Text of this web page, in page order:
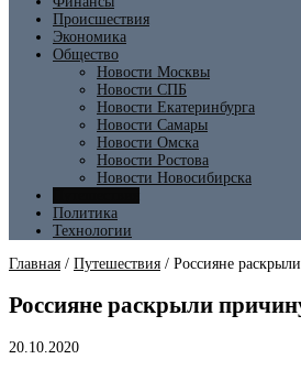
Происшествия
Экономика
Общество
Новости Москвы
Новости СПБ
Новости Екатеринбурга
Новости Самары
Новости Омска
Новости Ростова
Новости Новосибирска
Политика
Технологии
Главная / Путешествия / Россияне
Россияне раскрыли
20.10.2020